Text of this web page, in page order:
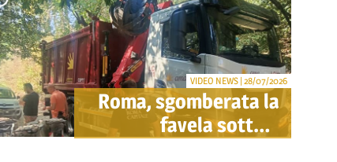
ufficiale
Roma, sgomberata la
favela sotto il
VIDEO NEWS | 28/07/2026